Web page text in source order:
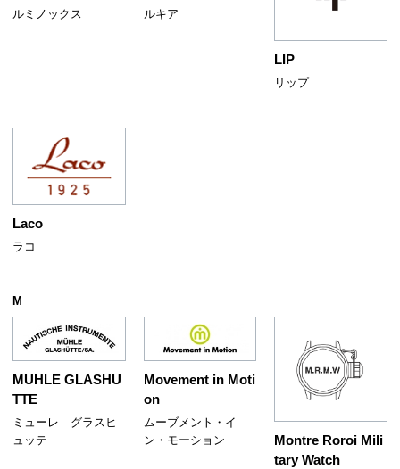
ルミノックス ルキア
LIP
リップ
Laco
ラコ
M
MUHLE GLASHU
TTE
ミューレ グラスヒ
ュッテ
Movement in Moti
on
ムーブメント・イ
ン・モーション
Montre Roroi Mili
tary Watch